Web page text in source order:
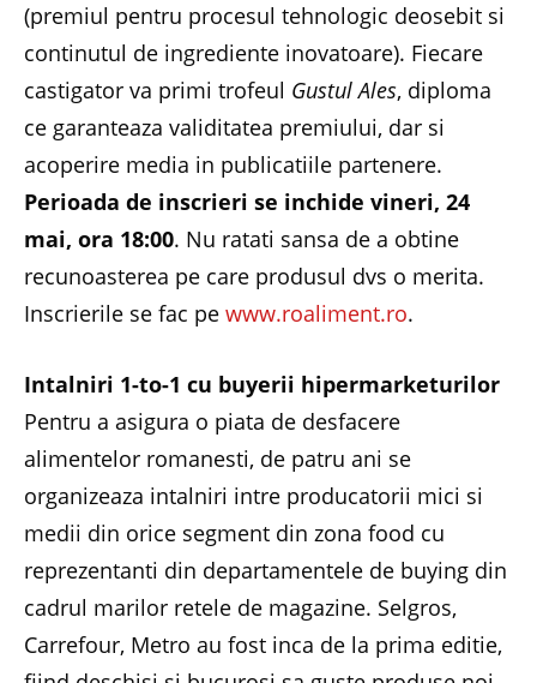
(premiul pentru procesul tehnologic deosebit si
continutul de ingrediente inovatoare). Fiecare
castigator va primi trofeul Gustul Ales, diploma
ce garanteaza validitatea premiului, dar si
acoperire media in publicatiile partenere.
Perioada de inscrieri se inchide vineri, 24
mai, ora 18:00. Nu ratati sansa de a obtine
recunoasterea pe care produsul dvs o merita.
Inscrierile se fac pe www.roaliment.ro.
Intalniri 1-to-1 cu buyerii hipermarketurilor
Pentru a asigura o piata de desfacere
alimentelor romanesti, de patru ani se
organizeaza intalniri intre producatorii mici si
medii din orice segment din zona food cu
reprezentanti din departamentele de buying din
cadrul marilor retele de magazine. Selgros,
Carrefour, Metro au fost inca de la prima editie,